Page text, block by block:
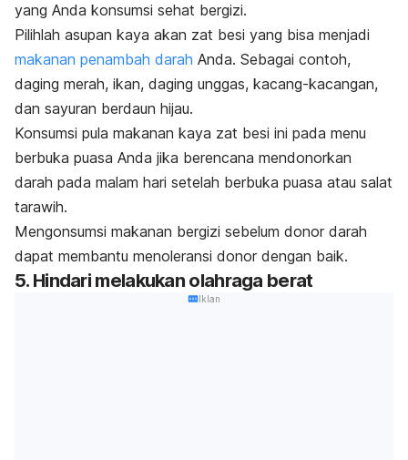
yang Anda konsumsi sehat bergizi.
Pilihlah asupan kaya akan zat besi yang bisa menjadi
makanan penambah darah Anda. Sebagai contoh,
daging merah, ikan, daging unggas, kacang-kacangan,
dan sayuran berdaun hijau.
Konsumsi pula makanan kaya zat besi ini pada menu
berbuka puasa Anda jika berencana mendonorkan
darah pada malam hari setelah berbuka puasa atau salat
tarawih.
Mengonsumsi makanan bergizi sebelum donor darah
dapat membantu menoleransi donor dengan baik.
5. Hindari melakukan olahraga berat
Iklan